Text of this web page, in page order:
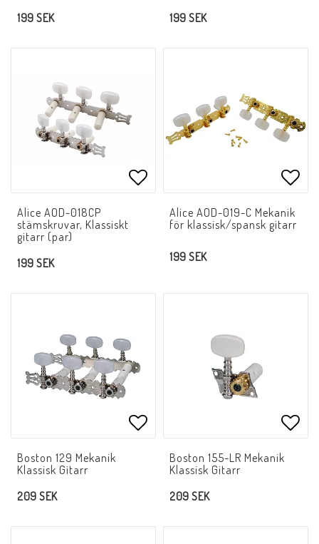
199 SEK 199 SEK
Lägg till i favoritlistan
Alice AOD-018CP
stämskruvar, Klassiskt
gitarr (par)
199 SEK
Alice AOD-019-C Mekanik
för klassisk/spansk gitarr
199 SEK
Lägg till i favoritlistan
Boston 129 Mekanik
Klassisk Gitarr
209 SEK
Boston 155-LR Mekanik
Klassisk Gitarr
209 SEK